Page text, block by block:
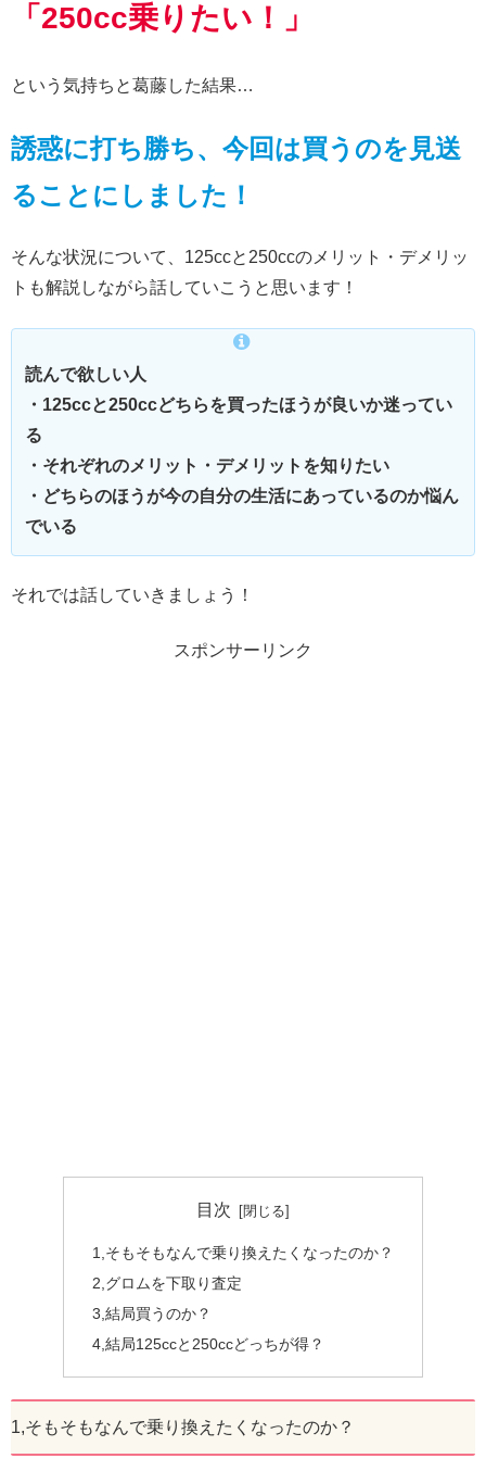
「250cc乗りたい ！ 」
という気持ちと葛藤した結果…
誘惑に打ち勝ち、今回は買うのを見送
ることにしました！
そんな状況について、125ccと250ccのメリット・デメリッ
トも解説しながら話していこうと思います！
読んで欲しい人
・125ccと250ccどちらを買ったほうが良いか迷ってい
る
・それぞれのメリット・デメリットを知りたい
・どちらのほうが今の自分の生活にあっているのか悩ん
でいる
それでは話していきましょう！
スポンサーリンク
目次
1,そもそもなんで乗り換えたくなったのか？
2,グロムを下取り査定
3,結局買うのか？
4,結局125ccと250ccどっちが得？
1,そもそもなんで乗り換えたくなったのか？